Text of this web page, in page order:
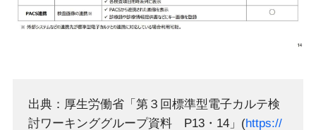
出典：厚生労働省「第３回標準型電子カルテ検
討ワーキンググループ資料 P13・14」(https://